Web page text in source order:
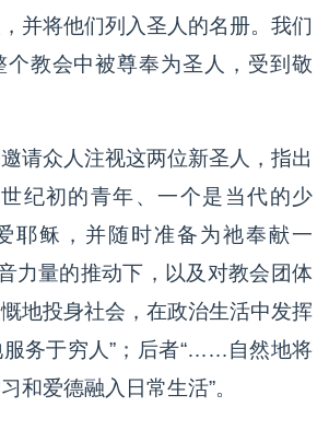
并将他们列入圣人的名册。我们
个教会中被尊奉为圣人，受到敬
请众人注视这两位新圣人，指出
纪初的青年、一个是当代的少
耶稣，并随时准备为祂奉献一
力量的推动下，以及对教会团体
地投身社会，在政治生活中发挥
务于穷人”；后者“……自然地将
和爱德融入日常生活”。